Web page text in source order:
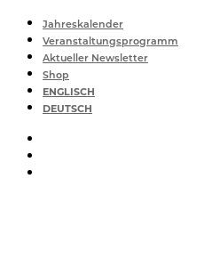
Jahreskalender
Veranstaltungsprogramm
Aktueller Newsletter
Shop
ENGLISCH
DEUTSCH